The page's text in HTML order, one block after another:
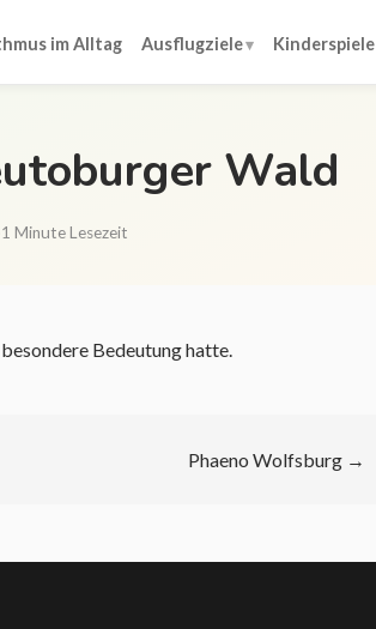
im Alltag Ausflugziele Kinderspiele
Wald
1 Minute Lesezeit
Bedeutung hatte.
Phaeno Wolfsburg →